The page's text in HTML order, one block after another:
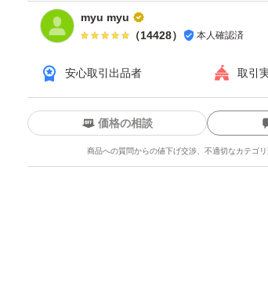
以上、よろしくお願い申し上げます。
myu myu
（14428） 本人確認済
安心取引出品者 取引
価格の相談
商品への質問からの値下げ交渉、不適切なカテゴ
！